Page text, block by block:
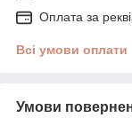
Оплата за
Всі умови оплати
Умови